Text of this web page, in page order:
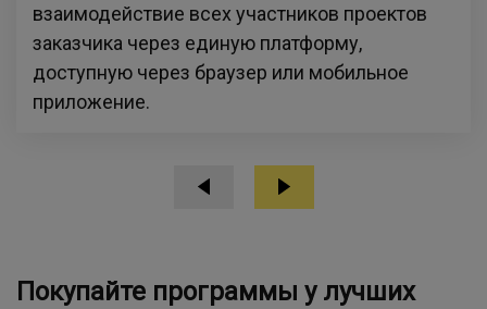
взаимодействие всех участников проектов
заказчика через единую платформу,
доступную через браузер или мобильное
приложение.
Покупайте программы у лучших